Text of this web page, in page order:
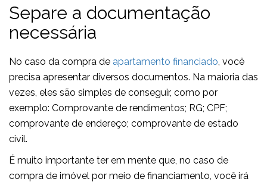
Separe a documentação
necessária
No caso da compra de apartamento financiado , você
precisa apresentar diversos documentos. Na maioria das
vezes, eles são simples de conseguir, como por
exemplo: Comprovante de rendimentos; RG; CPF;
comprovante de endereço; comprovante de estado
civil.
É muito importante ter em mente que, no caso de
compra de imóvel por meio de financiamento, você irá